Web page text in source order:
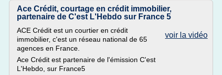
Ace Crédit, courtage en crédit immobilier,
partenaire de C'est L'Hebdo sur France 5
voir la vidéo
ACE Crédit est un courtier en crédit
immobilier, c'est un réseau national de 65
agences en France.
Ace Crédit est partenaire de l'émission C'est
L'Hebdo, sur France5